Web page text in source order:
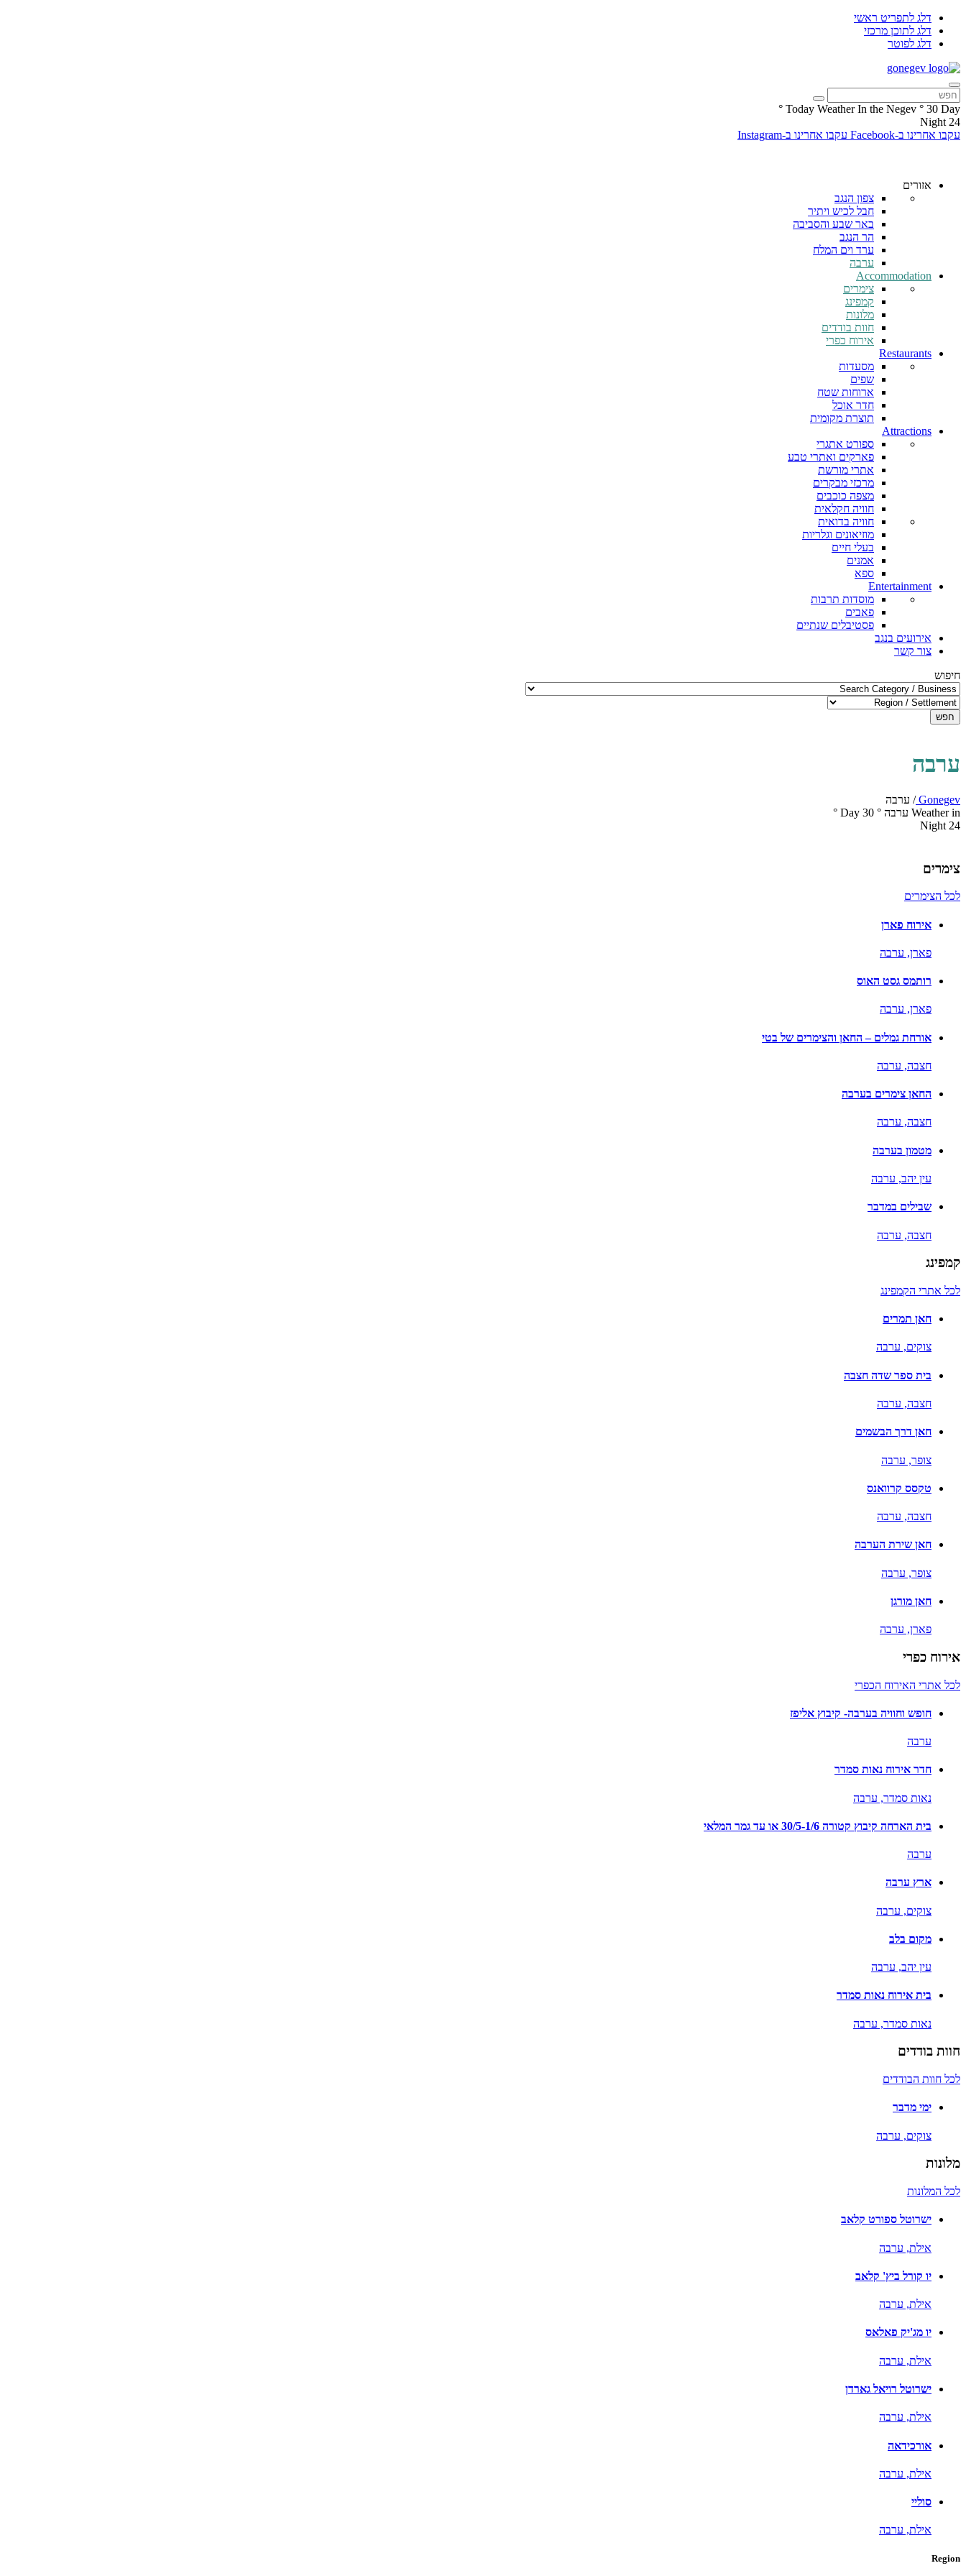
דלג לתפריט ראשי
דלג לתוכן מרכזי
דלג לפוטר
Today Weather In the Negev ° 30 Day
°
24
Night
עקבו אחרינו ב-Facebook
עקבו אחרינו ב-Instagram
אזורים
צפון הנגב
חבל לכיש ויתיר
באר שבע והסביבה
הר הנגב
ערד וים המלח
ערבה
Accommodation
צימרים
קמפינג
מלונות
חוות בודדים
אירוח כפרי
Restaurants
מסעדות
שפים
ארוחות שטח
חדר אוכל
תוצרת מקומית
Attractions
ספורט אתגרי
פארקים ואתרי טבע
אתרי מורשת
מרכזי מבקרים
מצפה כוכבים
חוויה חקלאית
חוויה בדואית
מוזיאונים וגלריות
בעלי חיים
אמנים
ספא
Entertainment
מוסדות תרבות
פאבים
פסטיבלים שנתיים
אירועים בנגב
צור קשר
חיפוש
חפש
ערבה
Gonegev
/ ערבה
Weather in ערבה
°
30
Day
°
24
Night
צימרים
לכל הצימרים
אירוח פארן
פארן, ערבה
רותמס גסט האוס
פארן, ערבה
אורחת גמלים – החאן והצימרים של בטי
חצבה, ערבה
החאן צימרים בערבה
חצבה, ערבה
מטמון בערבה
עין יהב, ערבה
שבילים במדבר
חצבה, ערבה
קמפינג
לכל אתרי הקמפינג
חאן תמרים
צוקים, ערבה
בית ספר שדה חצבה
חצבה, ערבה
חאן דרך הבשמים
צופר, ערבה
טקסס קרוואנס
חצבה, ערבה
חאן שירת הערבה
צופר, ערבה
חאן מורגן
פארן, ערבה
אירוח כפרי
לכל אתרי האירוח הכפרי
חופש וחוויה בערבה- קיבוץ אליפז
ערבה
חדר אירוח נאות סמדר
נאות סמדר, ערבה
בית הארחה קיבוץ קטורה 30/5-1/6 או עד גמר המלאי
ערבה
ארץ ערבה
צוקים, ערבה
מקום בלב
עין יהב, ערבה
בית אירוח נאות סמדר
נאות סמדר, ערבה
חוות בודדים
לכל חוות הבודדים
ימי מדבר
צוקים, ערבה
מלונות
לכל המלונות
ישרוטל ספורט קלאב
אילת, ערבה
יו קורל ביץ' קלאב
אילת, ערבה
יו מג'יק פאלאס
אילת, ערבה
ישרוטל רויאל גארדן
אילת, ערבה
אורכידאה
אילת, ערבה
סוליי
אילת, ערבה
Region